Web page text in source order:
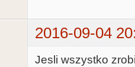
2016-09-04
Jesli wszystko